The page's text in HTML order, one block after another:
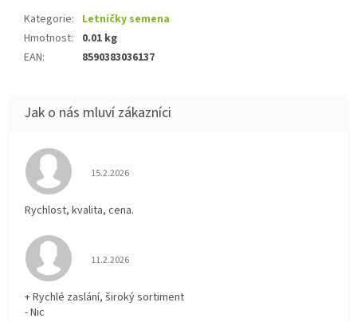
Kategorie: Letničky semena
Hmotnost:
0.01 kg
EAN: 8590383036137
Hodnocení obchodu je 5 z 5 hvězdiček.
15.2.2026
Rychlost, kvalita, cena.
Hodnocení obchodu je 5 z 5 hvězdiček.
11.2.2026
+ Rychlé zaslání, široký sortiment
- Nic